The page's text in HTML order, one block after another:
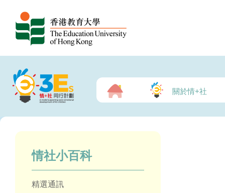
關於情+社
情社小百科
精選通訊